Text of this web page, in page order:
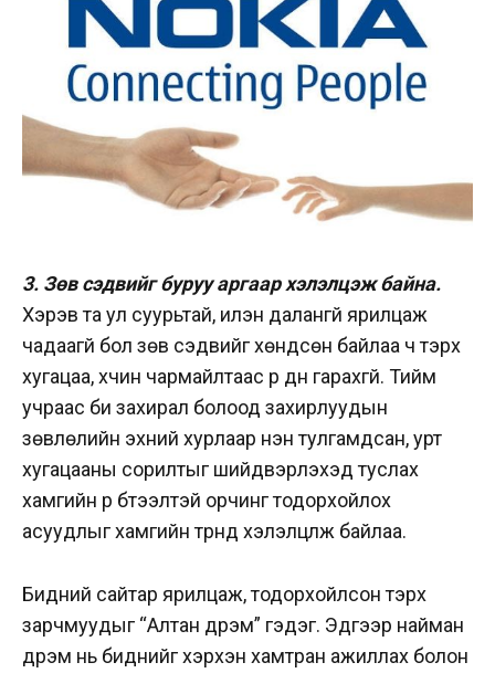
3. Зөв сэдвийг буруу аргаар хэлэлцэж байна.
Хэрэв та ул суурьтай, илэн далангүй ярилцаж
чадаагүй бол зөв сэдвийг хөндсөн байлаа ч тэрхүү
хугацаа, хүчин чармайлтаас үр дүн гарахгүй. Тийм
учраас би захирал болоод захирлуудын
зөвлөлийн эхний хурлаар нэн тулгамдсан, урт
хугацааны сорилтыг шийдвэрлэхэд туслах
хамгийн үр бүтээлтэй орчинг тодорхойлох
асуудлыг хамгийн түрүүнд хэлэлцүүлж байлаа.
Бидний сайтар ярилцаж, тодорхойлсон тэрхүү
зарчмуудыг “Алтан дүрэм” гэдэг. Эдгээр найман
дүрэм нь биднийг хэрхэн хамтран ажиллах болон